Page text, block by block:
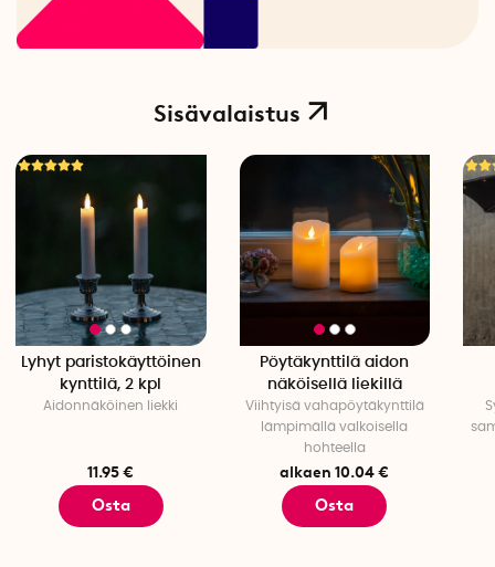
Lyhyt paristokäyttöinen
kynttilä, 2 kpl
Aidonnäköinen liekki
11.95 €
Osta
Pöytäkynttilä aidon
näköisellä liekillä
Viihtyisä vahapöytäkynttilä
lämpimällä valkoisella
hohteella
alkaen 10.04 €
Osta
Sisävalaistus